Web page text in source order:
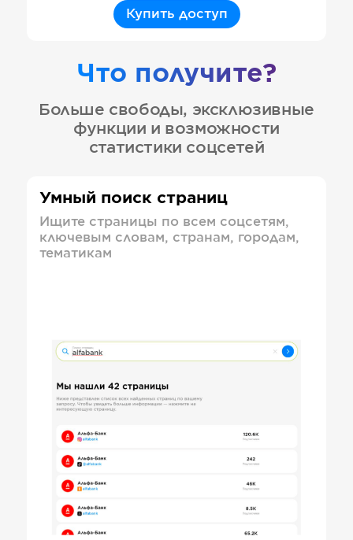
Купить доступ
Что получите?
Больше свободы, эксклюзивные
функции и возможности
статистики соцсетей
Умный поиск страниц
Ищите страницы по всем соцсетям,
ключевым словам, странам, городам,
тематикам